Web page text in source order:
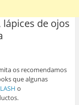
lápices de ojos
os recomendamos
que algunas
o